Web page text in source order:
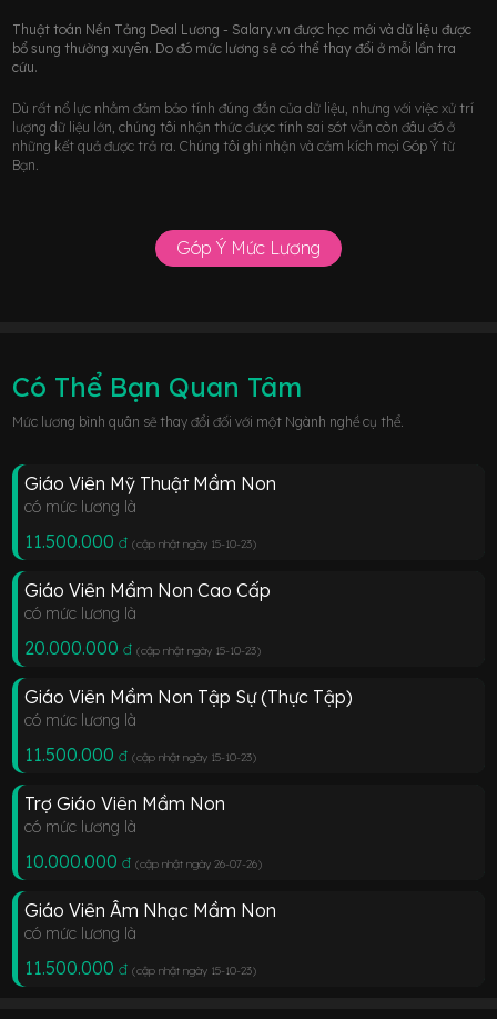
Thuật toán Nền Tảng Deal Lương - Salary.vn được học mới và dữ liệu được
bổ sung thường xuyên. Do đó mức lương sẽ có thể thay đổi ở mỗi lần tra
cứu.
Dù rất nổ lực nhằm đảm bảo tính đúng đắn của dữ liệu, nhưng với việc xử trí
lượng dữ liệu lớn, chúng tôi nhận thức được tính sai sót vẫn còn đâu đó ở
những kết quả được trả ra. Chúng tôi ghi nhận và cảm kích mọi Góp Ý từ
Bạn.
Góp Ý Mức Lương
Có Thể Bạn Quan Tâm
Mức lương bình quân sẽ thay đổi đối với một Ngành nghề cụ thể.
Giáo Viên Mỹ Thuật Mầm Non
có mức lương là
11.500.000 đ (cập nhật ngày 15-10-23)
Giáo Viên Mầm Non Cao Cấp
có mức lương là
20.000.000 đ (cập nhật ngày 15-10-23)
Giáo Viên Mầm Non Tập Sự (Thực Tập)
có mức lương là
11.500.000 đ (cập nhật ngày 15-10-23)
Trợ Giáo Viên Mầm Non
có mức lương là
10.000.000 đ (cập nhật ngày 26-07-26)
Giáo Viên Âm Nhạc Mầm Non
có mức lương là
11.500.000 đ (cập nhật ngày 15-10-23)